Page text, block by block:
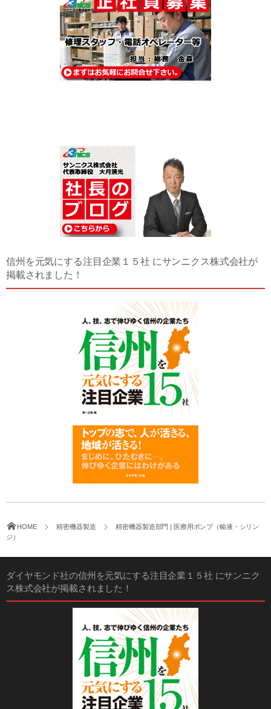
信州を元気にする注目企業１５社 にサンニクス株式会社が
掲載されました！
HOME 精密機器製造
精密機器製造部門 | 医療用ポンプ（輸液・シリン
ジ）
ダイヤモンド社の信州を元気にする注目企業１５社 にサンニク
ス株式会社が掲載されました！